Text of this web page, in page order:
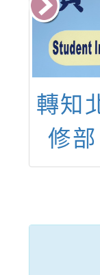
轉知
修部
114
入